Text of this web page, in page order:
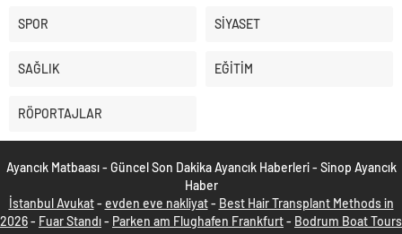
SPOR SİYASET
SAĞLIK EĞİTİM
RÖPORTAJLAR
Ayancık Matbaası - Güncel Son Dakika Ayancık Haberleri - Sinop Ayancık
Haber
İstanbul Avukat- evden eve nakliyat- Best Hair Transplant Methods in
2026- Fuar Standı- Parken am Flughafen Frankfurt- Bodrum Boat Tours